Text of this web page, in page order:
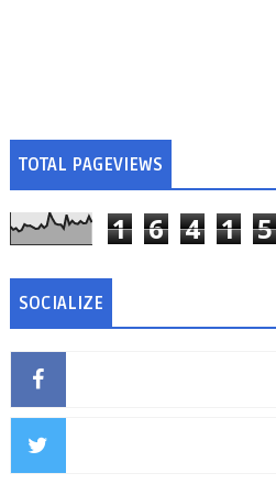
TOTAL PAGEVIEWS
1 6 4 1 5
SOCIALIZE